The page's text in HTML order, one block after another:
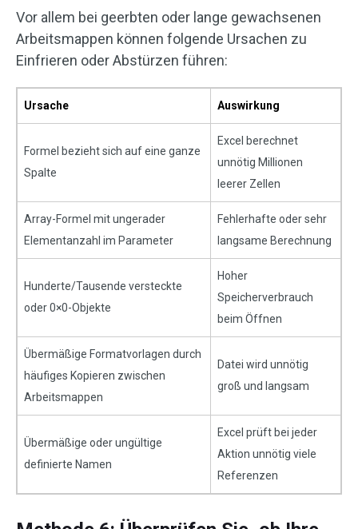
Vor allem bei geerbten oder lange gewachsenen
Arbeitsmappen können folgende Ursachen zu
Einfrieren oder Abstürzen führen:
Ursache Auswirkung
Formel bezieht sich auf eine ganze
Spalte
Excel berechnet
unnötig Millionen
leerer Zellen
Array-Formel mit ungerader
Elementanzahl im Parameter
Fehlerhafte oder sehr
langsame Berechnung
Hunderte/Tausende versteckte
oder 0×0-Objekte
Hoher
Speicherverbrauch
beim Öffnen
Übermäßige Formatvorlagen durch
häufiges Kopieren zwischen
Arbeitsmappen
Datei wird unnötig
groß und langsam
Übermäßige oder ungültige
definierte Namen
Excel prüft bei jeder
Aktion unnötig viele
Referenzen